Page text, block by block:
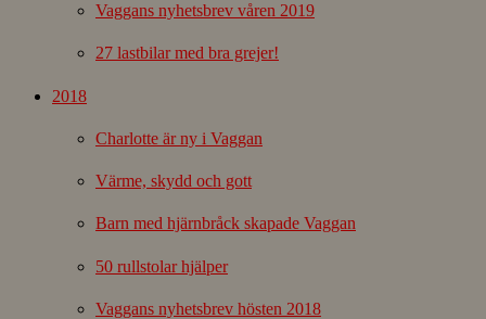
Vaggans nyhetsbrev våren 2019
27 lastbilar med bra grejer!
2018
Charlotte är ny i Vaggan
Värme, skydd och gott
Barn med hjärnbråck skapade Vaggan
50 rullstolar hjälper
Vaggans nyhetsbrev hösten 2018